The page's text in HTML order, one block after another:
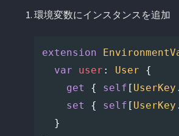
環境変数にインスタンスを追加
extension
var
user : User
{
get
{ self [ UserKey .
set
{ self [ UserKey .
}